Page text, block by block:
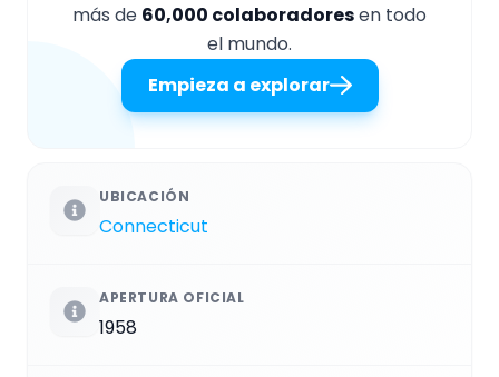
más de 60,000 colaboradoresen todo
el mundo.
Empieza a explorar
UBICACIÓN
Connecticut
APERTURA OFICIAL
1958